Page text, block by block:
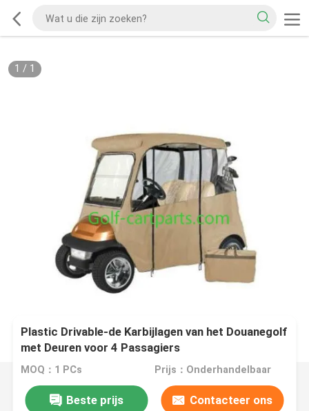
1 / 1
Plastic Drivable-de Karbijlagen van het Douanegolf
met Deuren voor 4 Passagiers
MOQ：1 PCs Prijs：Onderhandelbaar
Beste prijs Contacteer ons